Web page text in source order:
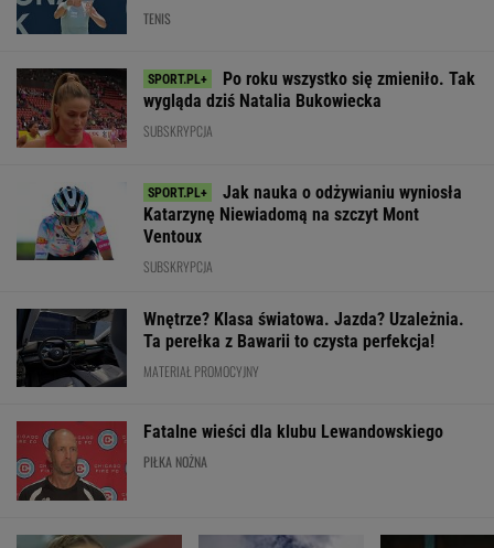
TENIS
Po roku wszystko się zmieniło. Tak
wygląda dziś Natalia Bukowiecka
SUBSKRYPCJA
Jak nauka o odżywianiu wyniosła
Katarzynę Niewiadomą na szczyt Mont
Ventoux
SUBSKRYPCJA
Wnętrze? Klasa światowa. Jazda? Uzależnia.
Ta perełka z Bawarii to czysta perfekcja!
MATERIAŁ PROMOCYJNY
Fatalne wieści dla klubu Lewandowskiego
PIŁKA NOŻNA